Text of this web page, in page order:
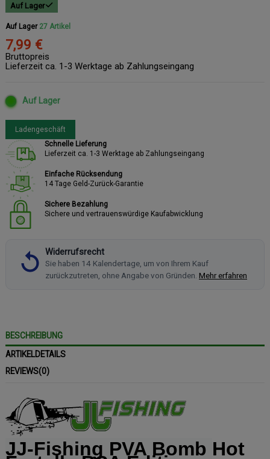
Auf Lager
Auf Lager 27 Artikel
7,99 €
Bruttopreis
Lieferzeit ca. 1-3 Werktage ab Zahlungseingang
Auf Lager
Ladengeschäft
Schnelle Lieferung
Lieferzeit ca. 1-3 Werktage ab Zahlungseingang
Einfache Rücksendung
14 Tage Geld-Zurück-Garantie
Sichere Bezahlung
Sichere und vertrauenswürdige Kaufabwicklung
Widerrufsrecht
Sie haben 14 Kalendertage, um von Ihrem Kauf
zurückzutreten, ohne Angabe von Gründen. Mehr erfahren
BESCHREIBUNG
ARTIKELDETAILS
REVIEWS(0)
JJ-Fishing PVA Bomb Hot